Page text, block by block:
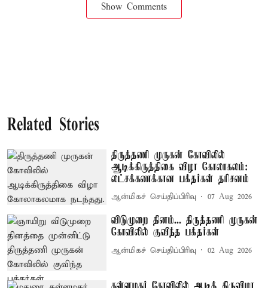
Show Comments
Related Stories
திருத்தணி முருகன் கோவிலில்
ஆடிக்கிருத்திகை விழா கோலாகலம்:
லட்சக்கணக்கான பக்தர்கள் தரிசனம்
ஆன்மிகச் செய்திப்பிரிவு 07 Aug 2026
விடுமுறை தினம்... திருத்தணி முருகன்
கோவிலில் குவிந்த பக்தர்கள்
ஆன்மிகச் செய்திப்பிரிவு 02 Aug 2026